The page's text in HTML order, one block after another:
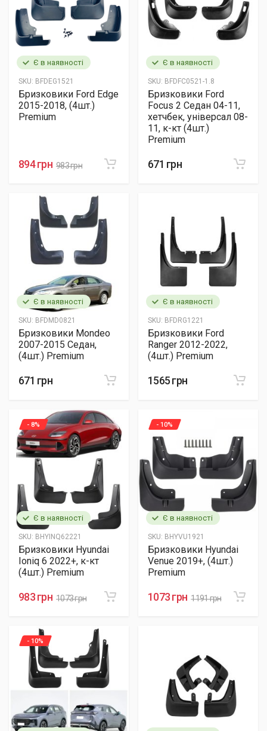
Є в наявності
SKU: BFDEG1521
Бризковики Ford Edge
2015-2018, (4шт.)
Premium
894 грн 983 грн
Є в наявності
SKU: BFDFC0521-1.8
Бризковики Ford
Focus 2 Седан 04-11,
хетчбек, універсал 08-
11, к-кт (4шт.)
Premium
671 грн
Є в наявності
SKU: BFDMD0821
Бризковики Mondeo
2007-2015 Седан,
(4шт.) Premium
671 грн
Є в наявності
SKU: BFDRG1221
Бризковики Ford
Ranger 2012-2022,
(4шт.) Premium
1565 грн
Є в наявності
SKU: BHYINQ62221
- 8%
Бризковики Hyundai
Ioniq 6 2022+, к-кт
(4шт.) Premium
983 грн 1073 грн
Є в наявності
SKU: BHYVU1921
- 10%
Бризковики Hyundai
Venue 2019+, (4шт.)
Premium
1073 грн 1191 грн
- 10%